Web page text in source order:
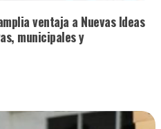
ventaja a Nuevas Ideas
municipales y